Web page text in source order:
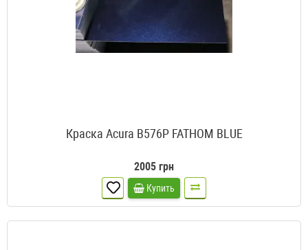
Краска Acura B576P FATHOM BLUE
2005 грн
Купить